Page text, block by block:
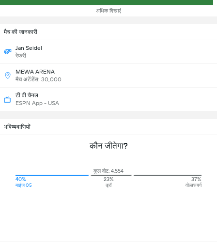
अधिक दिखाएं
मैच की जानकारी
Jan Seidel
रेफरी
MEWA ARENA
मैच अटेंडेंस: 30,000
टी वी चैनल
ESPN App - USA
भविष्यवाणियों
कौन जीतेगा?
कुल वोट: 4,554
40%
माइंज 05
23%
ड्रॉ
37%
वोल्फ़्सबर्ग